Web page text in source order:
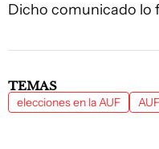
Dicho comunicado lo
TEMAS
elecciones en la AUF AUF